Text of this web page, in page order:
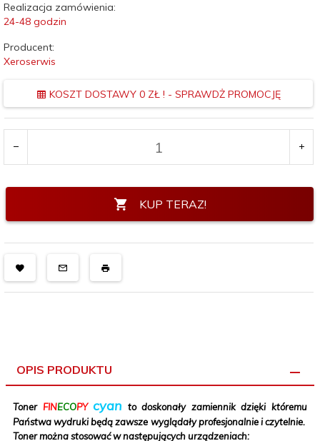
Realizacja zamówienia:
24-48 godzin
Producent:
Xeroserwis
KOSZT DOSTAWY 0 ZŁ ! - SPRAWDŻ PROMOCJĘ
KUP TERAZ!
OPIS PRODUKTU
Toner FINECOPYcyan to doskonały zamiennik dzięki któremu
Państwa wydruki będą zawsze wyglądały profesjonalnie i czytelnie.
Toner można stosować w następujących urządzeniach: